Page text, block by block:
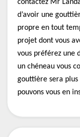
contactez Mr
d’avoir une
propre en tout
projet dont vous
vous préférez une
un chéneau vous
gouttière sera
pouvons vous en